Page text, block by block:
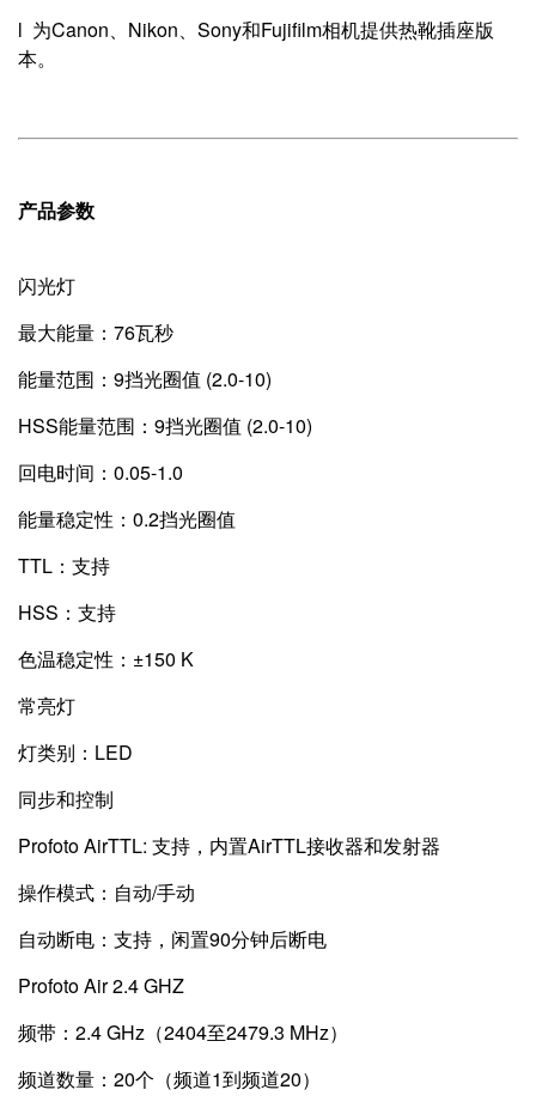
l 为Canon、Nikon、Sony和Fujifilm相机提供热靴插座版
本。
产品参数
闪光灯
最大能量：76瓦秒
能量范围：9挡光圈值 (2.0-10)
HSS能量范围：9挡光圈值 (2.0-10)
回电时间：0.05-1.0
能量稳定性：0.2挡光圈值
TTL：支持
HSS：支持
色温稳定性：±150 K
常亮灯
灯类别：LED
同步和控制
Profoto AirTTL: 支持，内置AirTTL接收器和发射器
操作模式：自动/手动
自动断电：支持，闲置90分钟后断电
Profoto Air 2.4 GHZ
频带：2.4 GHz（2404至2479.3 MHz）
频道数量：20个（频道1到频道20）